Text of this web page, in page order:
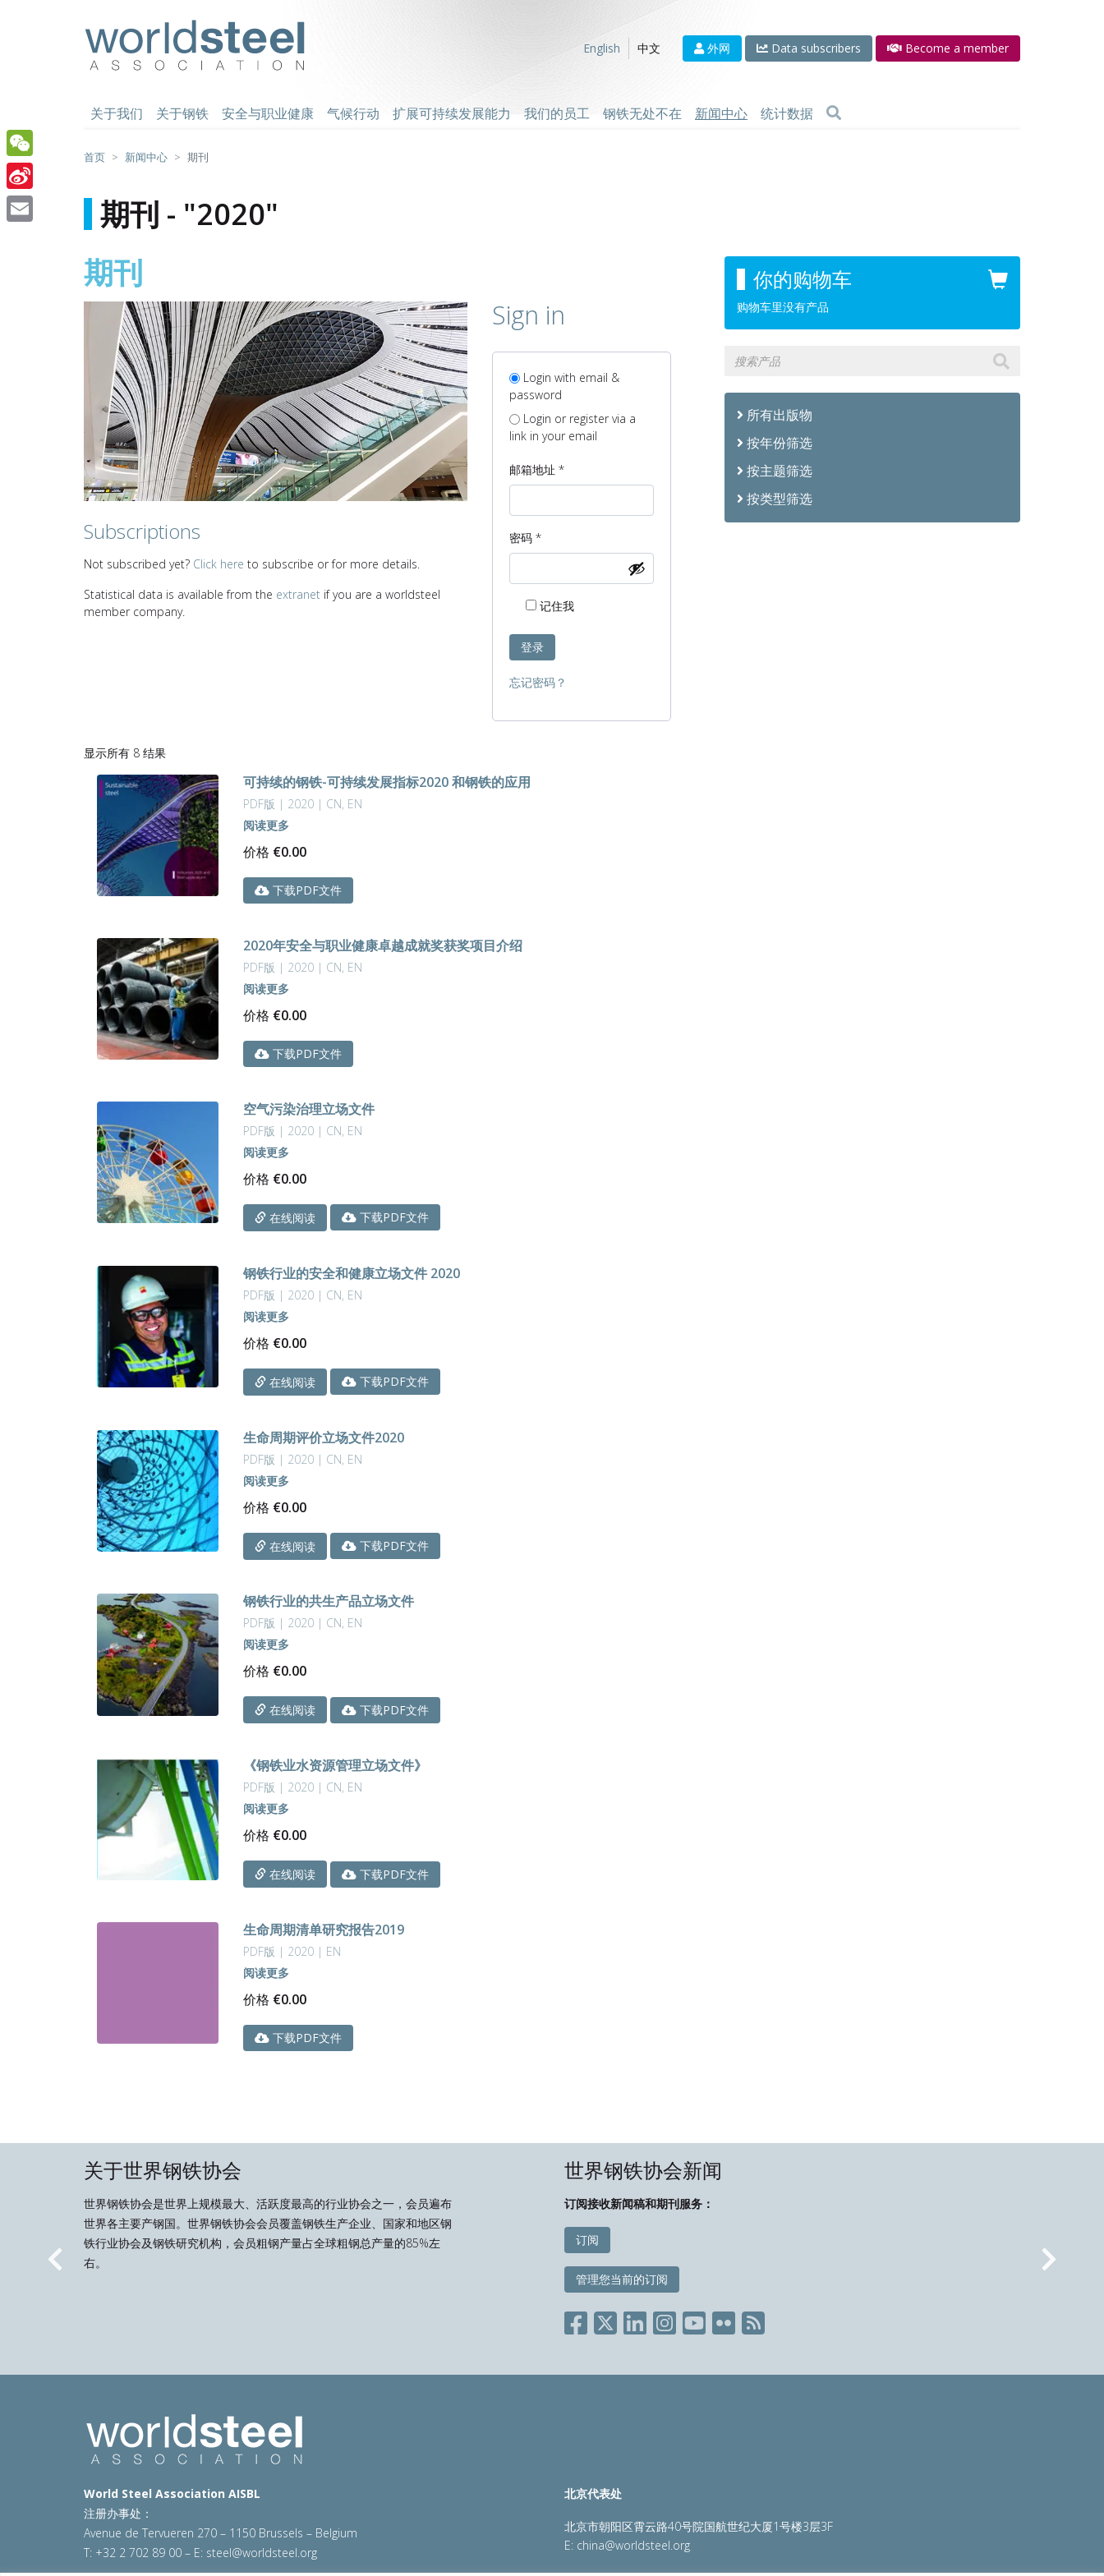
English
中文 外网 Data subscribers Become a member
关于我们 关于钢铁 安全与职业健康 气候行动 扩展可持续发展能力 我们的员工 钢铁无处不在 新闻中心 统计数据
首页 新闻中心 期刊
期刊 - "2020"
你的购物车
购物车里没有产品
所有出版物
按年份筛选
按主题筛选
按类型筛选
期刊
Subscriptions
Not subscribed yet? Click here to subscribe or for more details.
Statistical data is available from the extranet if you are a worldsteel
member company.
Sign in
Login with email &
password
Login or register via a
link in your email
邮箱地址 *必
填
密码 *必
填
记住我
登录
忘记密码？
显示所有 8 结果按
新
内
容
排
序
可持续的钢铁-可持续发展指标2020 和钢铁的应用
PDF版 | 2020 | CN, EN
阅读更多
价格 €0.00
下载PDF文件
2020年安全与职业健康卓越成就奖获奖项目介绍
PDF版 | 2020 | CN, EN
阅读更多
价格 €0.00
下载PDF文件
空气污染治理立场文件
PDF版 | 2020 | CN, EN
阅读更多
价格 €0.00
在线阅读 下载PDF文件
钢铁行业的安全和健康立场文件 2020
PDF版 | 2020 | CN, EN
阅读更多
价格 €0.00
在线阅读 下载PDF文件
生命周期评价立场文件2020
PDF版 | 2020 | CN, EN
阅读更多
价格 €0.00
在线阅读 下载PDF文件
钢铁行业的共生产品立场文件
PDF版 | 2020 | CN, EN
阅读更多
价格 €0.00
在线阅读 下载PDF文件
《钢铁业水资源管理立场文件》
PDF版 | 2020 | CN, EN
阅读更多
价格 €0.00
在线阅读 下载PDF文件
生命周期清单研究报告2019
PDF版 | 2020 | EN
阅读更多
价格 €0.00
下载PDF文件
关于世界钢铁协会
世界钢铁协会是世界上规模最大、活跃度最高的行业协会之一，会员遍布
世界各主要产钢国。世界钢铁协会会员覆盖钢铁生产企业、国家和地区钢
铁行业协会及钢铁研究机构，会员粗钢产量占全球粗钢总产量的85%左
右。
世界钢铁协会新闻
订阅接收新闻稿和期刊服务：
订阅
管理您当前的订阅
Previous Next
World Steel Association AISBL
注册办事处：
Avenue de Tervueren 270 – 1150 Brussels – Belgium
T: +32 2 702 89 00 – E: steel@worldsteel.org
北京代表处
北京市朝阳区霄云路40号院国航世纪大厦1号楼3层3F
E: china@worldsteel.org
WeChat
Sina